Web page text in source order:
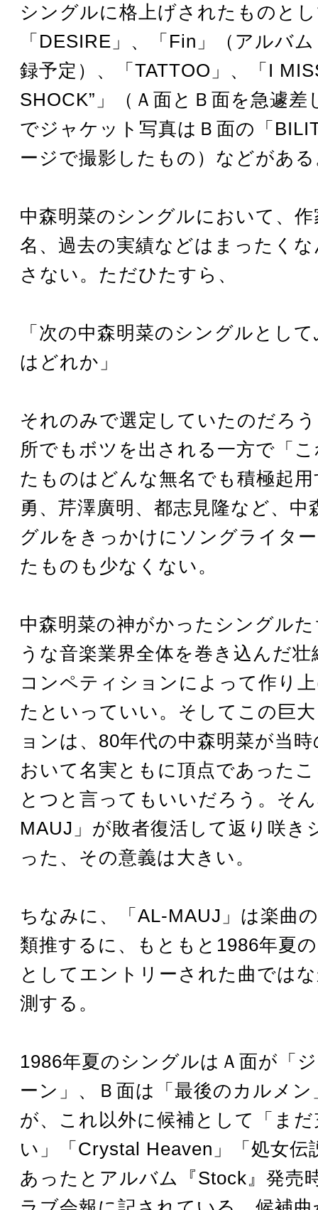
シングルに格上げされたものと
「DESIRE」、「Fin」（アルバ
録予定）、「TATTOO」、「I
SHOCK”」（Ａ面とＢ面を急遽差
でジャケット写真はＢ面の「
ージで撮影したもの）などがあ
中森明菜のシングルにおいて、
名、過去の実績などはまったく
さない。ただひたすら、
「次の中森明菜のシングルとし
はどれか」
それのみで選定していたのだろ
所でもボツを出される一方で「
たものはどんな無名でも積極起
勇、芹澤廣明、都志見隆など、中
グルをきっかけにソングライタ
たものも少なくない。
中森明菜の神がかったシングル
うな音楽業界全体を巻き込んだ
コンペティションによって作り
たといっていい。そしてこの巨
ョンは、80年代の中森明菜が当
おいて名実ともに頂点であった
とつと言ってもいいだろう。そ
MAUJ」が敗者復活して返り咲き
った、その意義は大きい。
ちなみに、「AL-MAUJ」は楽曲
類推するに、もともと1986年夏
としてエントリーされた曲では
測する。
1986年夏のシングルはＡ面が「
ーン」、Ｂ面は「最後のカルメ
が、これ以外に候補として「ま
い」「Crystal Heaven」「処女伝
あったとアルバム『Stock』発売